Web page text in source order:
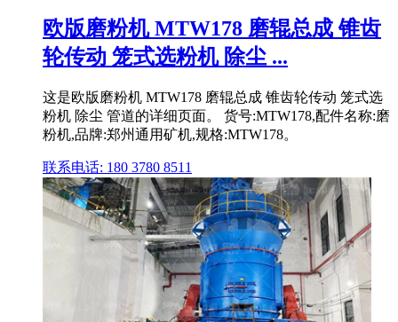
欧版磨粉机 MTW178 磨辊总成 锥齿
轮传动 笼式选粉机 除尘 ...
这是欧版磨粉机 MTW178 磨辊总成 锥齿轮传动 笼式选
粉机 除尘 管道的详细页面。 货号:MTW178,配件名称:磨
粉机,品牌:郑州通用矿机,规格:MTW178。
联系电话: 180 3780 8511